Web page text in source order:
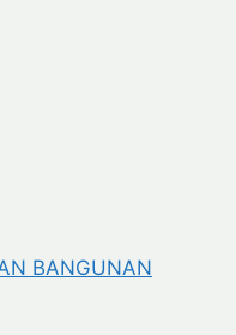
BANGUNAN